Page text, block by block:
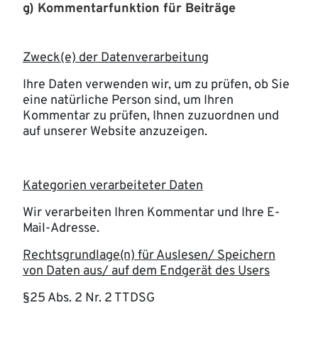
g) Kommentarfunktion für Beiträge
Zweck(e) der Datenverarbeitung
Ihre Daten verwenden wir, um zu prüfen, ob Sie
eine natürliche Person sind, um Ihren
Kommentar zu prüfen, Ihnen zuzuordnen und
auf unserer Website anzuzeigen.
Kategorien verarbeiteter Daten
Wir verarbeiten Ihren Kommentar und Ihre E-
Mail-Adresse.
Rechtsgrundlage(n) für Auslesen/ Speichern
von Daten aus/ auf dem Endgerät des Users
§25 Abs. 2 Nr. 2 TTDSG